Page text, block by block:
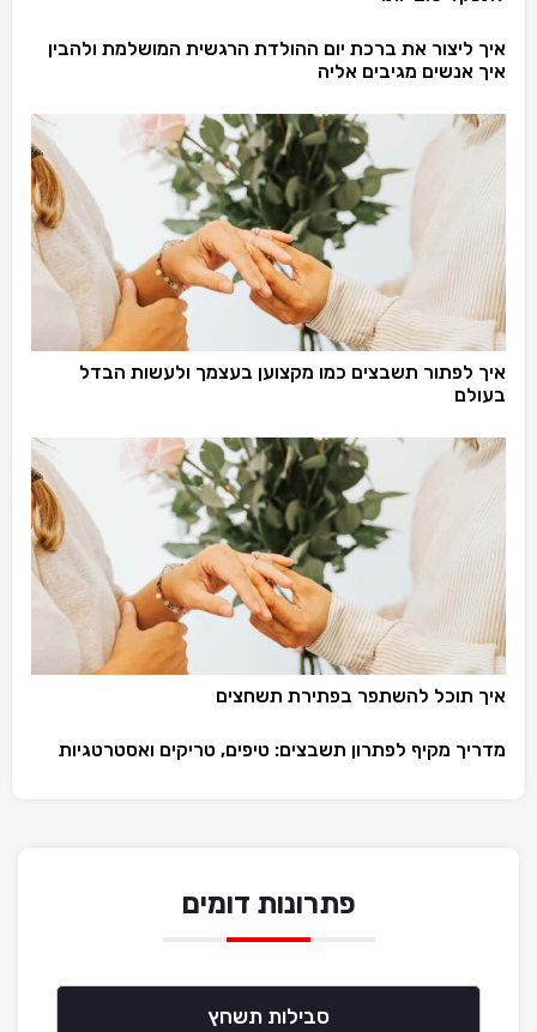
איך ליצור את ברכת יום ההולדת הרגשית המושלמת ולהבין
איך אנשים מגיבים אליה
איך לפתור תשבצים כמו מקצוען בעצמך ולעשות הבדל
בעולם
איך תוכל להשתפר בפתירת תשחצים
מדריך מקיף לפתרון תשבצים: טיפים, טריקים ואסטרטגיות
פתרונות דומים
סבילות תשחץ